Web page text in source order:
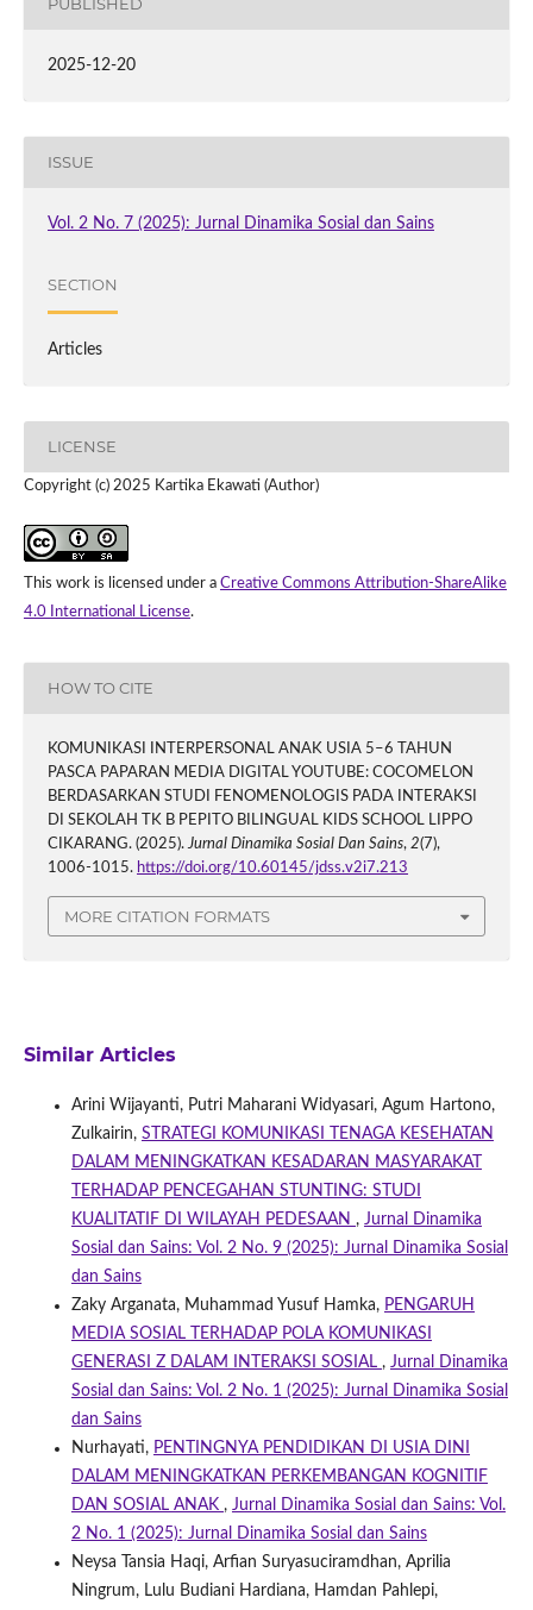
PUBLISHED
2025-12-20
ISSUE
Vol. 2 No. 7 (2025): Jurnal Dinamika Sosial dan Sains
SECTION
Articles
LICENSE
Copyright (c) 2025 Kartika Ekawati (Author)
This work is licensed under a Creative Commons Attribution-ShareAlike
4.0 International License.
HOW TO CITE
KOMUNIKASI INTERPERSONAL ANAK USIA 5–6 TAHUN
PASCA PAPARAN MEDIA DIGITAL YOUTUBE: COCOMELON
BERDASARKAN STUDI FENOMENOLOGIS PADA INTERAKSI
DI SEKOLAH TK B PEPITO BILINGUAL KIDS SCHOOL LIPPO
CIKARANG. (2025).Jurnal Dinamika Sosial Dan Sains, 2(7),
1006-1015. https://doi.org/10.60145/jdss.v2i7.213
MORE CITATION FORMATS
Similar Articles
Arini Wijayanti, Putri Maharani Widyasari, Agum Hartono,
Zulkairin, STRATEGI KOMUNIKASI TENAGA KESEHATAN
DALAM MENINGKATKAN KESADARAN MASYARAKAT
TERHADAP PENCEGAHAN STUNTING: STUDI
KUALITATIF DI WILAYAH PEDESAAN , Jurnal Dinamika
Sosial dan Sains: Vol. 2 No. 9 (2025): Jurnal Dinamika Sosial
dan Sains
Zaky Arganata, Muhammad Yusuf Hamka, PENGARUH
MEDIA SOSIAL TERHADAP POLA KOMUNIKASI
GENERASI Z DALAM INTERAKSI SOSIAL , Jurnal Dinamika
Sosial dan Sains: Vol. 2 No. 1 (2025): Jurnal Dinamika Sosial
dan Sains
Nurhayati, PENTINGNYA PENDIDIKAN DI USIA DINI
DALAM MENINGKATKAN PERKEMBANGAN KOGNITIF
DAN SOSIAL ANAK , Jurnal Dinamika Sosial dan Sains: Vol.
2 No. 1 (2025): Jurnal Dinamika Sosial dan Sains
Neysa Tansia Haqi, Arfian Suryasuciramdhan, Aprilia
Ningrum, Lulu Budiani Hardiana, Hamdan Pahlepi,